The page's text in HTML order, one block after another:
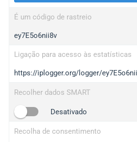
wl.gl
ed.tc
bc.ax
iplogger.com
maper.info
2no.co
yip.su
É um código de rastreio
ey7E5o6nii8v
Ligação para acesso às estatísticas
https://iplogger.org/logger/
Recolher dados SMART
Desativado
Recolha de consentimento